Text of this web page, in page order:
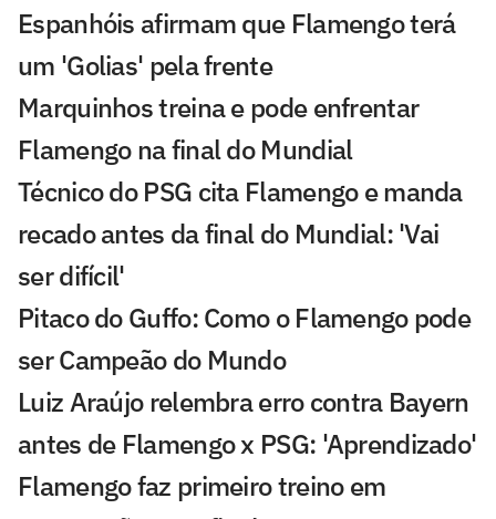
Espanhóis afirmam que Flamengo terá
um 'Golias' pela frente
Marquinhos treina e pode enfrentar
Flamengo na final do Mundial
Técnico do PSG cita Flamengo e manda
recado antes da final do Mundial: 'Vai
ser difícil'
Pitaco do Guffo: Como o Flamengo pode
ser Campeão do Mundo
Luiz Araújo relembra erro contra Bayern
antes de Flamengo x PSG: 'Aprendizado'
Flamengo faz primeiro treino em